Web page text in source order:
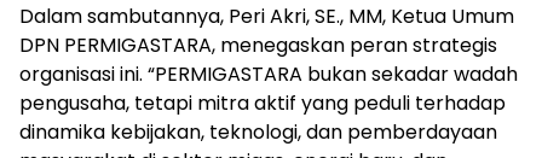
Dalam sambutannya, Peri Akri, SE., MM, Ketua Umum
DPN PERMIGASTARA, menegaskan peran strategis
organisasi ini. “PERMIGASTARA bukan sekadar wadah
pengusaha, tetapi mitra aktif yang peduli terhadap
dinamika kebijakan, teknologi, dan pemberdayaan